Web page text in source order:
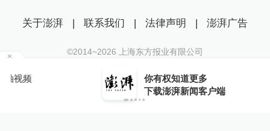
你有权知道更多
下载澎湃新闻客户端
关于澎湃 | 联系我们 | 法律声明 | 澎湃广告
©2014~2026 上海东方报业有限公司
互联网新闻信息服务许可证：31120170006
沪公网安备 31010602000299号